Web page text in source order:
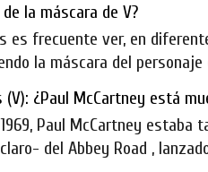
la máscara de V?
es frecuente ver, en
la máscara del personaje
¿Paul McCartney está
Paul McCartney
del Abbey Road ,